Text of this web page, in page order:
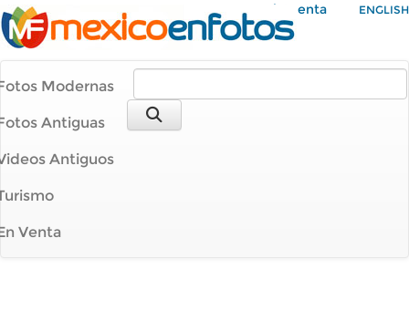
Mi Cuenta ENGLISH
Modernas
Antiguas
Antiguos
Venta